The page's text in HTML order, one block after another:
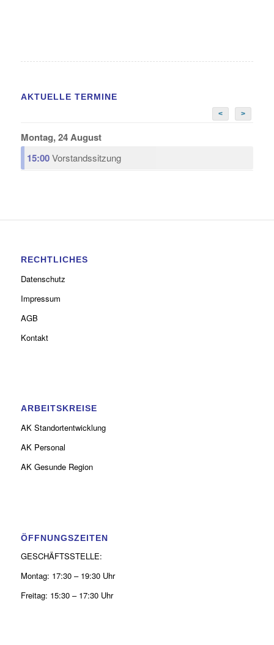
AKTUELLE TERMINE
< >
Montag, 24 August
15:00Vorstandssitzung
RECHTLICHES
Datenschutz
Impressum
AGB
Kontakt
ARBEITSKREISE
AK Standortentwicklung
AK Personal
AK Gesunde Region
ÖFFNUNGSZEITEN
GESCHÄFTSSTELLE:
Montag: 17:30 – 19:30 Uhr
Freitag: 15:30 – 17:30 Uhr